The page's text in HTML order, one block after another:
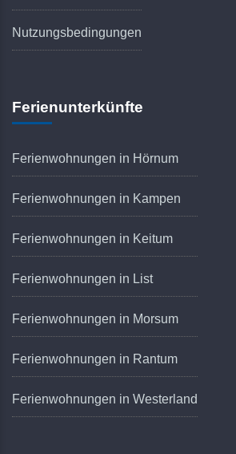
Nutzungsbedingungen
Ferienunterkünfte
Ferienwohnungen in Hörnum
Ferienwohnungen in Kampen
Ferienwohnungen in Keitum
Ferienwohnungen in List
Ferienwohnungen in Morsum
Ferienwohnungen in Rantum
Ferienwohnungen in Westerland